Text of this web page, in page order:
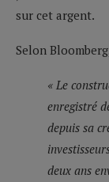
sur cet argent.
Selon
« Le
enregistré
depuis sa
deux ans